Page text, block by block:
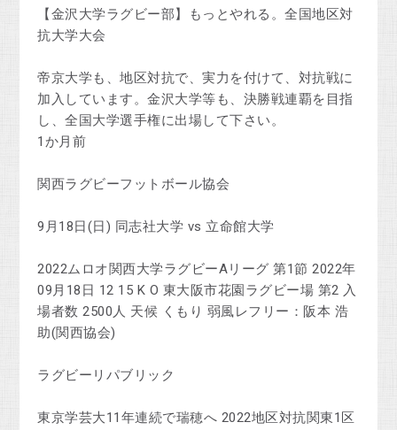
【金沢大学ラグビー部】もっとやれる。全国地区対
抗大学大会
帝京大学も、地区対抗で、実力を付けて、対抗戦に
加入しています。金沢大学等も、決勝戦連覇を目指
し、全国大学選手権に出場して下さい。
1か月前
関西ラグビーフットボール協会
9月18日(日) 同志社大学 vs 立命館大学
2022ムロオ関西大学ラグビーAリーグ 第1節 2022年
09月18日 12 15 K O 東大阪市花園ラグビー場 第2 入
場者数 2500人 天候 くもり 弱風レフリー：阪本 浩
助(関西協会)
ラグビーリパブリック
東京学芸大11年連続で瑞穂へ 2022地区対抗関東1区